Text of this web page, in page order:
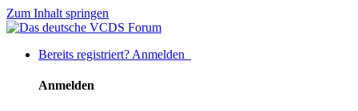
Zum Inhalt springen
Bereits registriert? Anmelden
Anmelden